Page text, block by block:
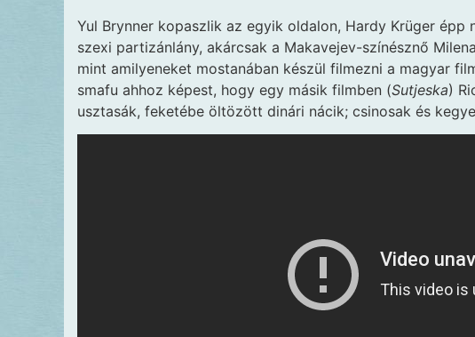
Yul Brynner kopaszlik az egyik oldalon, Hardy Krüger épp
szexi partizánlány, akárcsak a Makavejev-színésznő
mint amilyeneket mostanában készül filmezni a magyar
smafu ahhoz képest, hogy egy másik filmben (Sutjeska)
usztasák, feketébe öltözött dinári nácik; csinosak és